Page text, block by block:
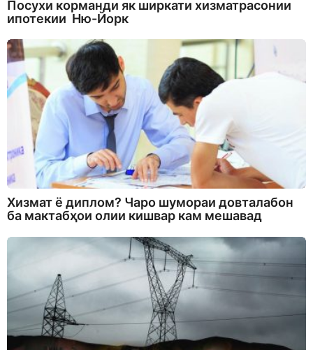
Посухи корманди як ширкати хизматрасонии
ипотекии Ню-Йорк
Хизмат ё диплом? Чаро шумораи довталабон
ба мактабҳои олии кишвар кам мешавад